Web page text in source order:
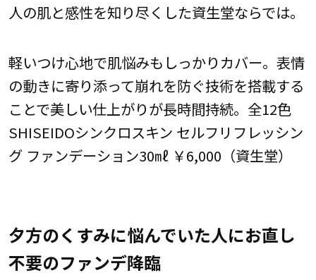
人の肌と感性を知り尽くした資生堂ならでは。
軽いつけ心地で肌悩みもしっかりカバー。表情
の動きに寄り添って崩れを防ぐ技術を搭載する
ことで美しい仕上がりが長時間持続。全12色
SHISEIDOシンクロスキン セルフリフレッシン
グ ファンデーション30㎖ ￥6,000（資生堂）
夕方のくすみに悩んでいた人にお直し
不要のファンデ降臨